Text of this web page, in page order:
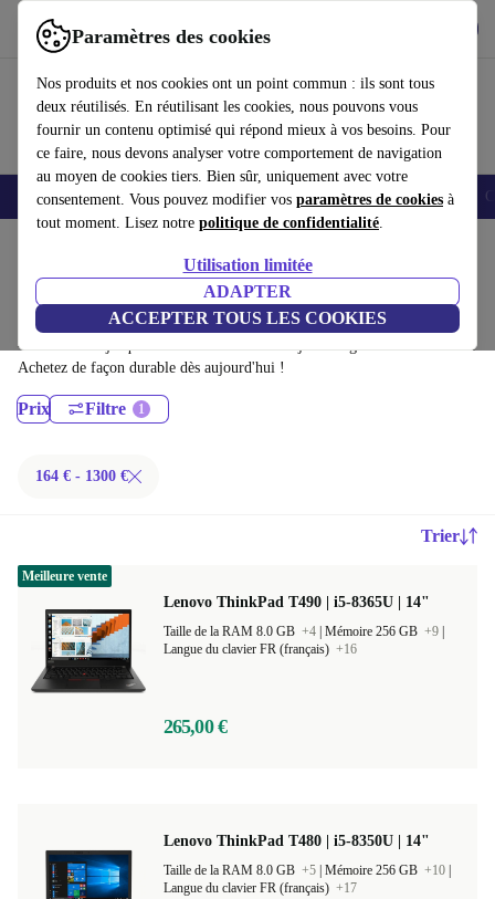
Paramètres des cookies
Nos produits et nos cookies ont un point commun : ils sont tous
deux réutilisés. En réutilisant les cookies, nous pouvons vous
fournir un contenu optimisé qui répond mieux à vos besoins. Pour
ce faire, nous devons analyser votre comportement de navigation
au moyen de cookies tiers. Bien sûr, uniquement avec votre
consentement. Vous pouvez modifier vos paramètres de cookies à
tout moment. Lisez notre politique de confidentialité.
Utilisation limitée
ADAPTER
ACCEPTER TOUS LES COOKIES
Utilisez refurbed rapidement et facilement
Smartphones Laptops Tablettes Montres connectées Accessoires
Ordinateurs portables Lenovo:
Ordinateurs portables Lenovo certifiés reconditionnés à moins de 1300€
– économisez jusqu'à 40 %. Retours sous 30 jours et garantie de 12 mois.
Achetez de façon durable dès aujourd'hui !
Prix Filtre
164 € - 1300 €
Trier
Lenovo ThinkPad T490 | i5-8365U | 14"
Taille de la RAM 8.0 GB +4 Mémoire 256 GB +9
Langue du clavier FR (français) +16
265,00 €
Meilleure vente
Lenovo ThinkPad T480 | i5-8350U | 14"
Taille de la RAM 8.0 GB +5 Mémoire 256 GB +10
Langue du clavier FR (français) +17